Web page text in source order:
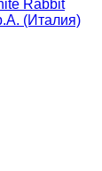
Rabbit
(Италия)